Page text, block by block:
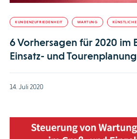
KUNDENZUFRIEDENHEIT WARTUNG
6 Vorhersagen für 2020 im
Einsatz- und Tourenplanung
14. Juli 2020